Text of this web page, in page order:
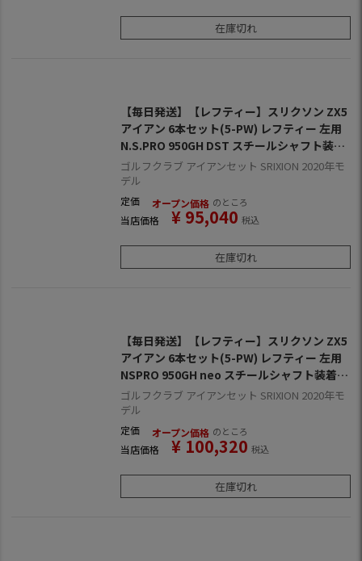
在庫切れ
【毎日発送】【レフティー】スリクソン ZX5
アイアン 6本セット(5-PW) レフティー 左用
N.S.PRO 950GH DST スチールシャフト装着
日本正規品
ゴルフクラブ アイアンセット SRIXION 2020年モ
デル
定価 オープン価格 のところ
当店価格 ¥ 95,040 税込
在庫切れ
【毎日発送】【レフティー】スリクソン ZX5
アイアン 6本セット(5-PW) レフティー 左用
NSPRO 950GH neo スチールシャフト装着
日本正規品
ゴルフクラブ アイアンセット SRIXION 2020年モ
デル
定価 オープン価格 のところ
当店価格 ¥ 100,320 税込
在庫切れ